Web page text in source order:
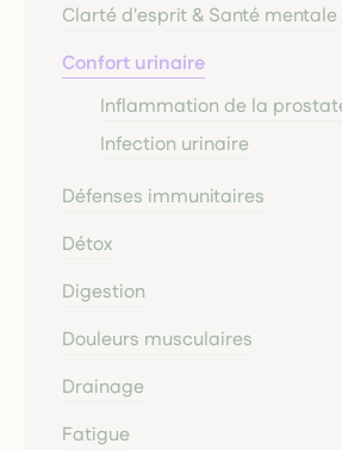
Clarté d'esprit & Santé mentale
Confort urinaire
Inflammation de la
Infection urinaire
Défenses immunitaires
Détox
Digestion
Douleurs musculaires
Drainage
Fatigue